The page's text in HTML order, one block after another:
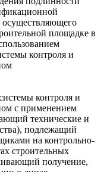
площадке в
контроля и
контроля и
с применением
технические и
подлежащий
на контрольно-
строительных
получение,